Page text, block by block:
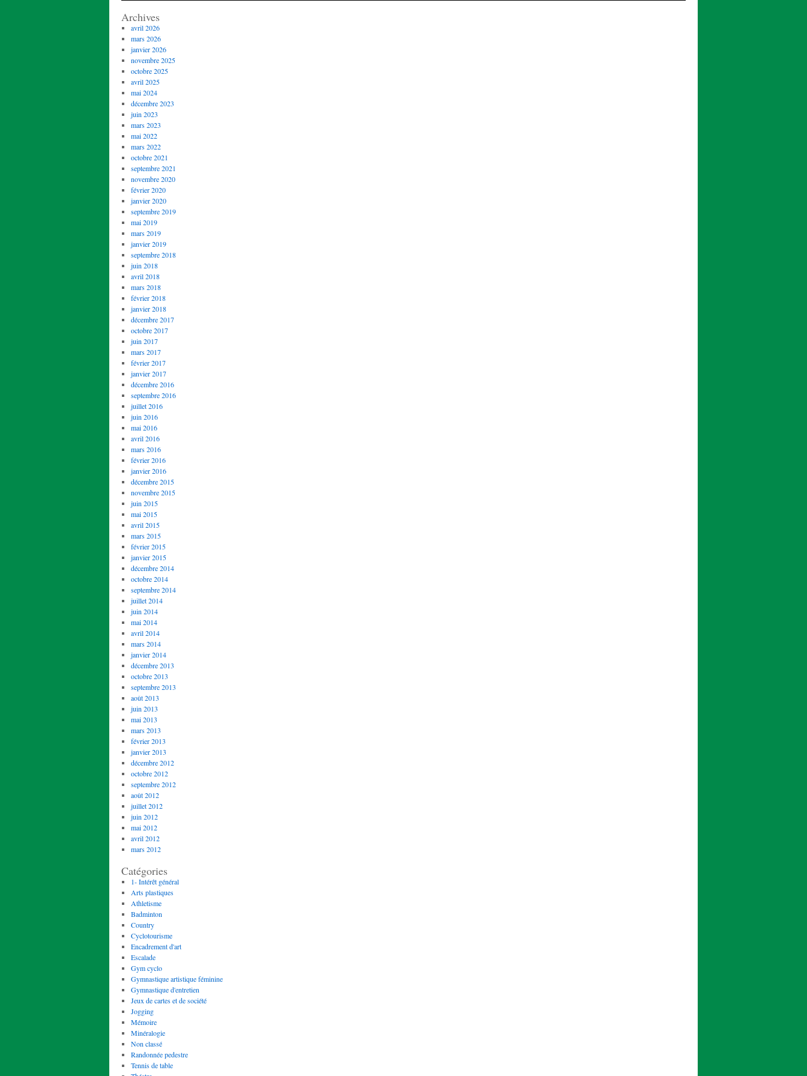
Archives
avril 2026
mars 2026
janvier 2026
novembre 2025
octobre 2025
avril 2025
mai 2024
décembre 2023
juin 2023
mars 2023
mai 2022
mars 2022
octobre 2021
septembre 2021
novembre 2020
février 2020
janvier 2020
septembre 2019
mai 2019
mars 2019
janvier 2019
septembre 2018
juin 2018
avril 2018
mars 2018
février 2018
janvier 2018
décembre 2017
octobre 2017
juin 2017
mars 2017
février 2017
janvier 2017
décembre 2016
septembre 2016
juillet 2016
juin 2016
mai 2016
avril 2016
mars 2016
février 2016
janvier 2016
décembre 2015
novembre 2015
juin 2015
mai 2015
avril 2015
mars 2015
février 2015
janvier 2015
décembre 2014
octobre 2014
septembre 2014
juillet 2014
juin 2014
mai 2014
avril 2014
mars 2014
janvier 2014
décembre 2013
octobre 2013
septembre 2013
août 2013
juin 2013
mai 2013
mars 2013
février 2013
janvier 2013
décembre 2012
octobre 2012
septembre 2012
août 2012
juillet 2012
juin 2012
mai 2012
avril 2012
mars 2012
Catégories
1- Intérêt général
Arts plastiques
Athletisme
Badminton
Country
Cyclotourisme
Encadrement d'art
Escalade
Gym cyclo
Gymnastique artistique féminine
Gymnastique d'entretien
Jeux de cartes et de société
Jogging
Mémoire
Minéralogie
Non classé
Randonnée pedestre
Tennis de table